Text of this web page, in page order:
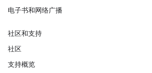
电子书和网络广播
社区和支持
社区
支持概览